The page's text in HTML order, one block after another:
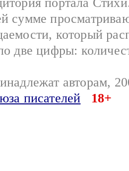
сумме
который
две цифры:
авторам,
писателей
18+